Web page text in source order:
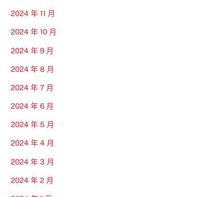
2024 年 11 月
2024 年 10 月
2024 年 9 月
2024 年 8 月
2024 年 7 月
2024 年 6 月
2024 年 5 月
2024 年 4 月
2024 年 3 月
2024 年 2 月